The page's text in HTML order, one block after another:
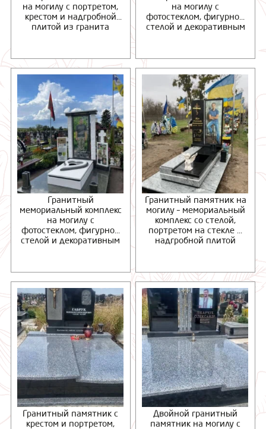
на могилу с портретом,
крестом и надгробной
плитой из гранита
на могилу с
фотостеклом, фигурной
стелой и декоративным
Гранитный
мемориальный комплекс
на могилу с
фотостеклом, фигурной
стелой и декоративным
Гранитный памятник на
могилу – мемориальный
комплекс со стелой,
портретом на стекле и
надгробной плитой
Гранитный памятник с
крестом и портретом,
Двойной гранитный
памятник на могилу с